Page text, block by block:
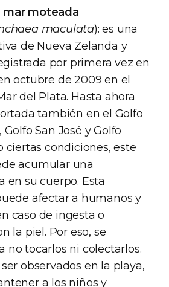
mar moteada
maculata): es una
de Nueva Zelanda y
por primera vez en
octubre de 2009 en el
del Plata. Hasta ahora
también en el Golfo
Golfo San José y Golfo
ciertas condiciones, este
acumular una
en su cuerpo. Esta
afectar a humanos y
caso de ingesta o
la piel. Por eso, se
no tocarlos ni colectarlos.
observados en la playa,
a los niños y